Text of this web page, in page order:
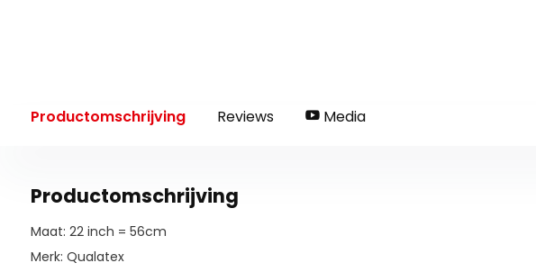
Productomschrijving Reviews Media
Productomschrijving
Maat: 22 inch = 56cm
Merk: Qualatex